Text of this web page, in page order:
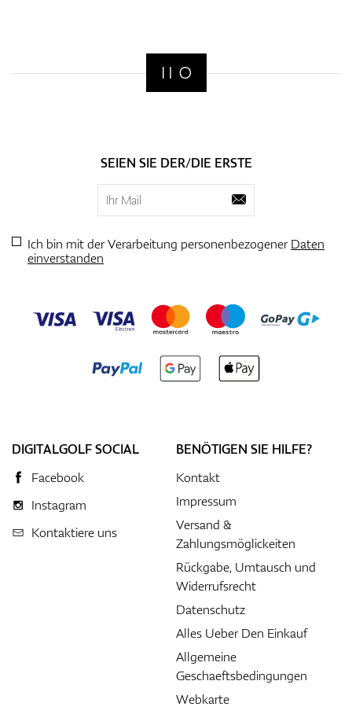
SEIEN SIE DER/DIE ERSTE
Ich bin mit der Verarbeitung personenbezogenerDaten
einverstanden
DIGITALGOLF SOCIAL
Facebook
Instagram
Kontaktiere uns
BENÖTIGEN SIE HILFE?
Kontakt
Impressum
Versand &
Zahlungsmöglickeiten
Rückgabe, Umtausch und
Widerrufsrecht
Datenschutz
Alles Ueber Den Einkauf
Allgemeine
Geschaeftsbedingungen
Webkarte